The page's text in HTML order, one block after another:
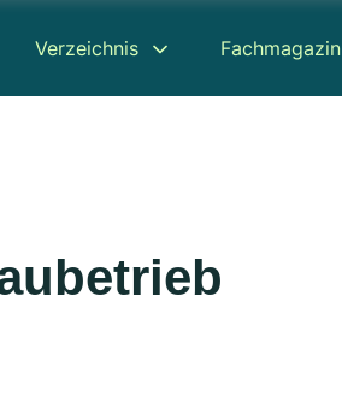
Verzeichnis Fachmagazin